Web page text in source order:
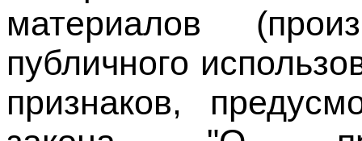
признаков,
закона "О
деятельности",